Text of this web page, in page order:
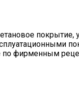
фирменным